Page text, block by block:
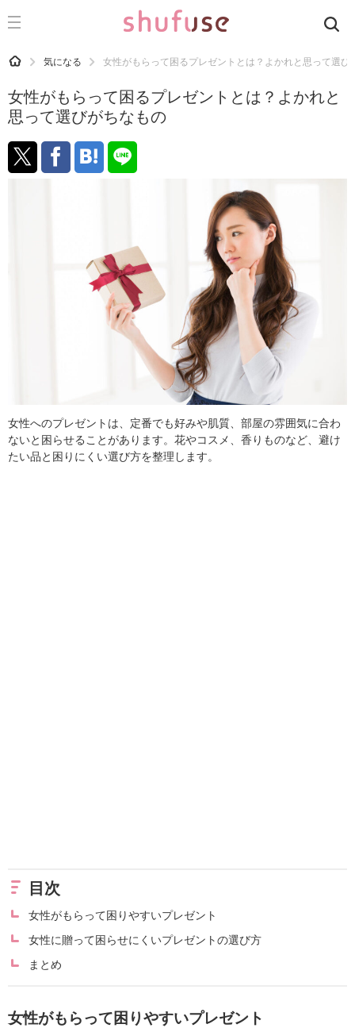
CATEGORY 記事カテゴリ
運気
洗濯
生活の知恵
HOME 気になる 女性がもらって困るプレゼントとは？よかれと思って選び
女性がもらって困るプレゼントとは？よかれと
思って選びがちなもの
女性へのプレゼントは、定番でも好みや肌質、部屋の雰囲気に合わ
ないと困らせることがあります。花やコスメ、香りものなど、避け
たい品と困りにくい選び方を整理します。
目次
女性がもらって困りやすいプレゼント
女性に贈って困らせにくいプレゼントの選び方
まとめ
女性がもらって困りやすいプレゼント